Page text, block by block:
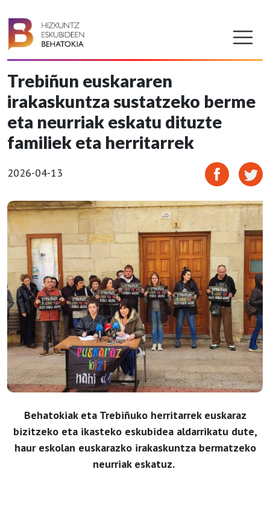
Trebiñun euskararen
irakaskuntza sustatzeko berme
eta neurriak eskatu dituzte
familiek eta herritarrek
2026-04-13
Behatokiak eta Trebiñuko herritarrek euskaraz
bizitzeko eta ikasteko eskubidea aldarrikatu dute,
haur eskolan euskarazko irakaskuntza bermatzeko
neurriak eskatuz.